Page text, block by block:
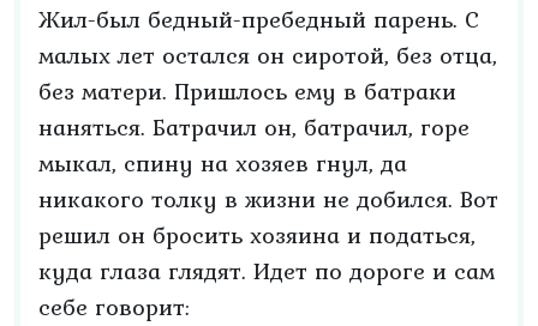
Жил-был бедный-пребедный парень. С
малых лет остался он сиротой, без отца,
без матери. Пришлось ему в батраки
наняться. Батрачил он, батрачил, горе
мыкал, спину на хозяев гнул, да
никакого толку в жизни не добился. Вот
решил он бросить хозяина и податься,
куда глаза глядят. Идет по дороге и сам
себе говорит: